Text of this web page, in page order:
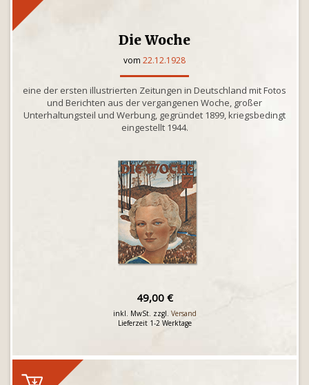
Die Woche
vom 22.12.1928
eine der ersten illustrierten Zeitungen in Deutschland mit Fotos
und Berichten aus der vergangenen Woche, großer
Unterhaltungsteil und Werbung, gegründet 1899, kriegsbedingt
eingestellt 1944.
49,00 €
inkl. MwSt. zzgl. Versand
Lieferzeit 1-2 Werktage